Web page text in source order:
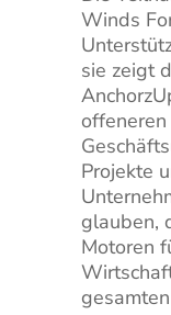
Winds
sie zeigt
Projekte
glauben,
Motoren